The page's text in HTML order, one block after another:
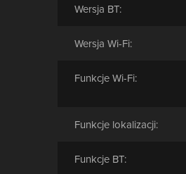
Wersja BT:
Wersja Wi-Fi:
Funkcje Wi-Fi:
Funkcje lokalizacji:
Funkcje BT: